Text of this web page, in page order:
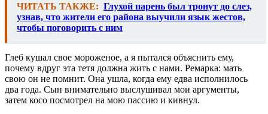
ЧИТАТЬ ТАКЖЕ: Глухой парень был тронут до слез,
узнав, что жители его района выучили язык жестов,
чтобы поговорить с ним
Глеб кушал свое мороженое, а я пытался объяснить ему,
почему вдруг эта тетя должна жить с нами. Ремарка: мать
свою он не помнит. Она ушла, когда ему едва исполнилось
два года. Сын внимательно выслушивал мои аргументы,
затем косо посмотрел на мою пассию и кивнул.